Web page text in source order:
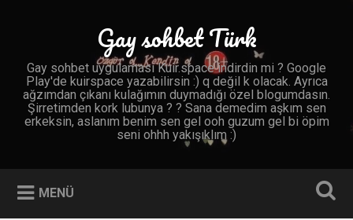
Gay sohbet Türk
Gay sohbet uygulaması Kuir.space indirdin mi ? Google
Play'de kuirspace yazabilirsin :) q değil k olacak. Ayrıca
ağzımdan çıkanı kulağımın duymadığı özel blogumdasın.
Şirretimden kork lubunya ? ? Sana demedim aşkım sen
erkeksin, aslanım benim sen gel ooh guzum gel bi öpim
seni ohhh yakışıklım :)
MENÜ